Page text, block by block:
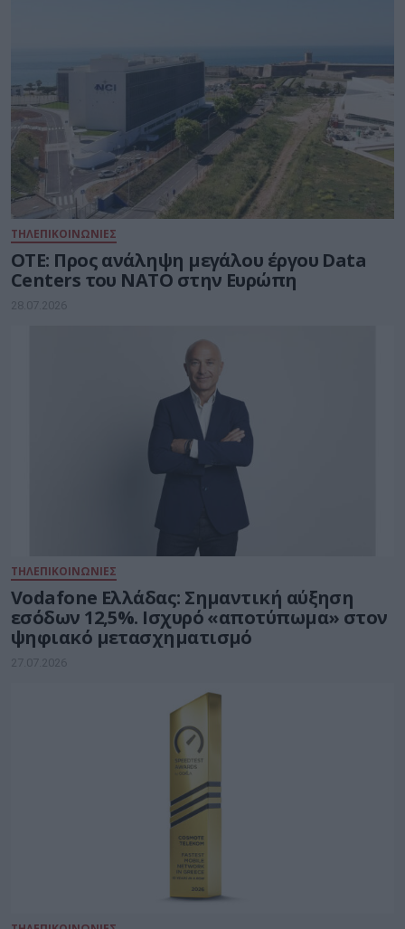
ΤΗΛΕΠΙΚΟΙΝΩΝΙΕΣ
ΟΤΕ: Προς ανάληψη μεγάλου έργου Data
Centers του ΝΑΤΟ στην Ευρώπη
28.07.2026
ΤΗΛΕΠΙΚΟΙΝΩΝΙΕΣ
Vodafone Ελλάδας: Σημαντική αύξηση
εσόδων 12,5%. Ισχυρό «αποτύπωμα» στον
ψηφιακό μετασχηματισμό
27.07.2026